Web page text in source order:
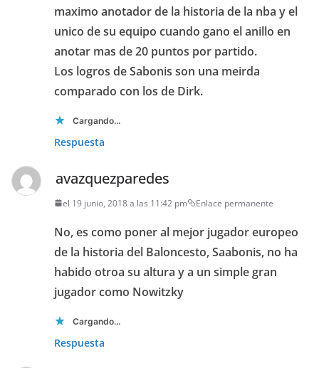
maximo anotador de la historia de la nba y el
unico de su equipo cuando gano el anillo en
anotar mas de 20 puntos por partido.
Los logros de Sabonis son una meirda
comparado con los de Dirk.
Cargando...
Respuesta
avazquezparedes
el 19 junio, 2018 a las 11:42 pm Enlace permanente
No, es como poner al mejor jugador europeo
de la historia del Baloncesto, Saabonis, no ha
habido otroa su altura y a un simple gran
jugador como Nowitzky
Cargando...
Respuesta